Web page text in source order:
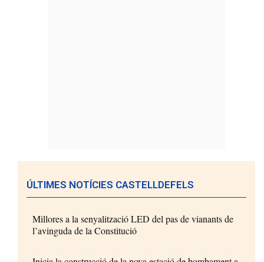
ÚLTIMES NOTÍCIES CASTELLDEFELS
Millores a la senyalització LED del pas de vianants de
l’avinguda de la Constitució